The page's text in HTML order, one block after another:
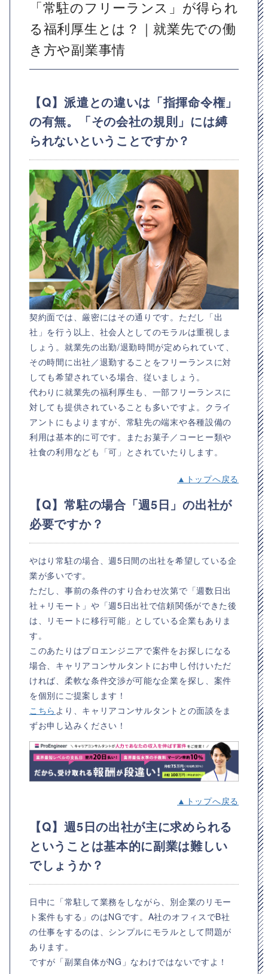
「常駐のフリーランス」が得られ
る福利厚生とは？｜就業先での働
き方や副業事情
【Q】派遣との違いは「指揮命令権」
の有無。「その会社の規則」には縛
られないということですか？
契約面では、厳密にはその通りです。ただし「出
社」を行う以上、社会人としてのモラルは重視しま
しょう。就業先の出勤/退勤時間が定められていて、
その時間に出社／退勤することをフリーランスに対
しても希望されている場合、従いましょう。
代わりに就業先の福利厚生も、一部フリーランスに
対しても提供されていることも多いですよ。クライ
アントにもよりますが、常駐先の端末や各種設備の
利用は基本的に可です。またお菓子／コーヒー類や
社食の利用なども「可」とされていたりします。
▲トップへ戻る
【Q】常駐の場合「週5日」の出社が
必要ですか？
やはり常駐の場合、週5日間の出社を希望している企
業が多いです。
ただし、事前の条件のすり合わせ次第で「週数日出
社＋リモート」や「週5日出社で信頼関係ができた後
は、リモートに移行可能」としている企業もありま
す。
このあたりはプロエンジニアで案件をお探しになる
場合、キャリアコンサルタントにお申し付けいただ
ければ、柔軟な条件交渉が可能な企業を探し、案件
を個別にご提案します！
こちら より、キャリアコンサルタントとの面談をま
ずお申し込みください！
▲トップへ戻る
【Q】週5日の出社が主に求められる
ということは基本的に副業は難しい
でしょうか？
日中に「常駐して業務をしながら、別企業のリモー
ト案件もする」のはNGです。A社のオフィスでB社
の仕事をするのは、シンプルにモラルとして問題が
あります。
ですが「副業自体がNG」なわけではないですよ！